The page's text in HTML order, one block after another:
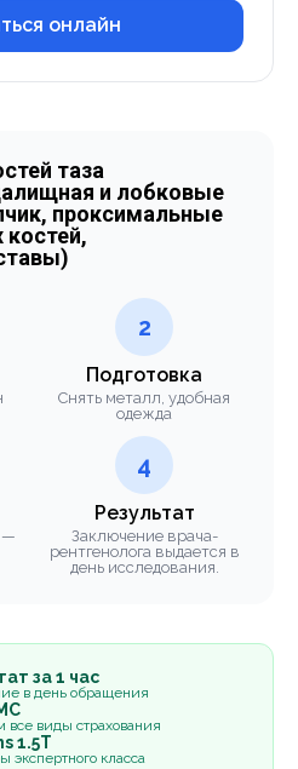
онлайн
таза
и лобковые
проксимальные
2
Подготовка
Снять металл, удобная
одежда
—
4
Результат
Заключение врача-
рентгенолога выдается в
день исследования.
за 1 час
в день обращения
виды страхования
1.5Т
экспертного класса